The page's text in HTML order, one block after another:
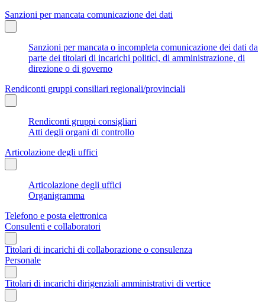
Sanzioni per mancata comunicazione dei dati
Sanzioni per mancata o incompleta comunicazione dei dati da
parte dei titolari di incarichi politici, di amministrazione, di
direzione o di governo
Rendiconti gruppi consiliari regionali/provinciali
Rendiconti gruppi consigliari
Atti degli organi di controllo
Articolazione degli uffici
Articolazione degli uffici
Organigramma
Telefono e posta elettronica
Consulenti e collaboratori
Titolari di incarichi di collaborazione o consulenza
Personale
Titolari di incarichi dirigenziali amministrativi di vertice